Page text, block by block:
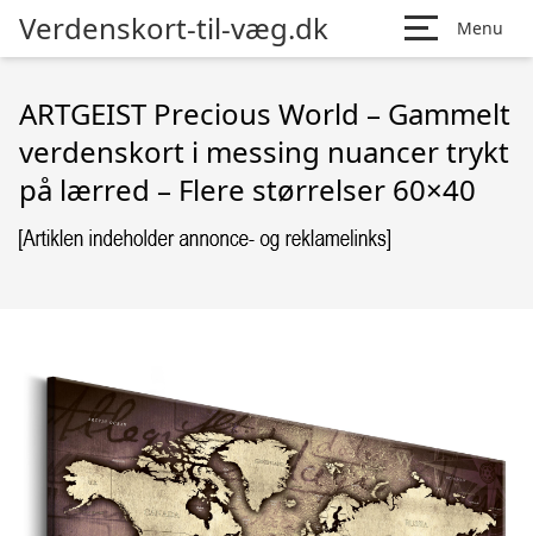
Verdenskort-til-væg.dk Menu
ARTGEIST Precious World – Gammelt
verdenskort i messing nuancer trykt
på lærred – Flere størrelser 60×40